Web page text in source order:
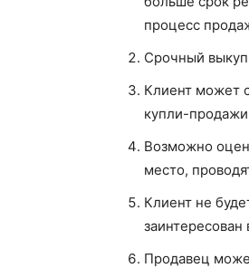
процесс
Срочный
Клиент может
купли-
Возможно
место,
Клиент не
Продавец